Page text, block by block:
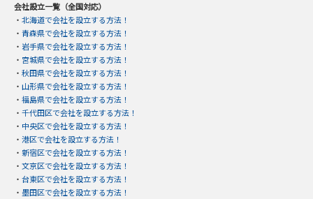
会社設立一覧（全国対応）
・ 北海道で会社を設立する方法！
・ 青森県で会社を設立する方法！
・ 岩手県で会社を設立する方法！
・ 宮城県で会社を設立する方法！
・ 秋田県で会社を設立する方法！
・ 山形県で会社を設立する方法！
・ 福島県で会社を設立する方法！
・ 千代田区で会社を設立する方法！
・ 中央区で会社を設立する方法！
・ 港区で会社を設立する方法！
・ 新宿区で会社を設立する方法！
・ 文京区で会社を設立する方法！
・ 台東区で会社を設立する方法！
・ 墨田区で会社を設立する方法！